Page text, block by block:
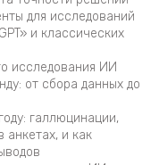
для исследований
и классических
исследования ИИ
от сбора данных до
галлюцинации,
анкетах, и как